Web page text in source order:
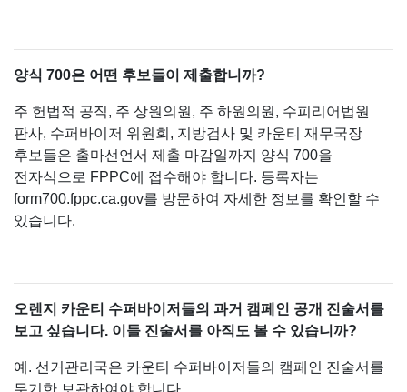
양식 700은 어떤 후보들이 제출합니까?
주 헌법적 공직, 주 상원의원, 주 하원의원, 수피리어법원
판사, 수퍼바이저 위원회, 지방검사 및 카운티 재무국장
후보들은 출마선언서 제출 마감일까지 양식 700을
전자식으로 FPPC에 접수해야 합니다. 등록자는
form700.fppc.ca.gov를 방문하여 자세한 정보를 확인할 수
있습니다.
오렌지 카운티 수퍼바이저들의 과거 캠페인 공개 진술서를
보고 싶습니다. 이들 진술서를 아직도 볼 수 있습니까?
예. 선거관리국은 카운티 수퍼바이저들의 캠페인 진술서를
무기한 보관하여야 합니다.